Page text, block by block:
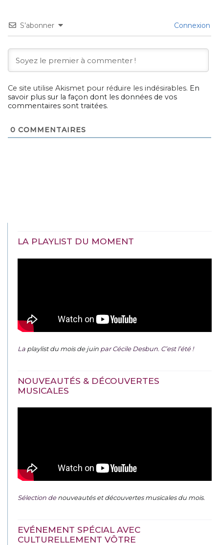
S’abonner Connexion
Ce site utilise Akismet pour réduire les indésirables. En
savoir plus sur la façon dont les données de vos
commentaires sont traitées.
0 COMMENTAIRES
LA PLAYLIST DU MOMENT
La playlist du mois de juin par Cécile Desbun. C’est l’été !
NOUVEAUTÉS & DÉCOUVERTES
MUSICALES
Sélection denouveautés et découvertes musicales du mois.
EVÉNEMENT SPÉCIAL AVEC
CULTURELLEMENT VÔTRE